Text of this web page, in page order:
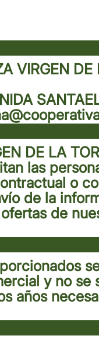
VIRGEN DE
DE LA
las
o
de la
de
y no se
años